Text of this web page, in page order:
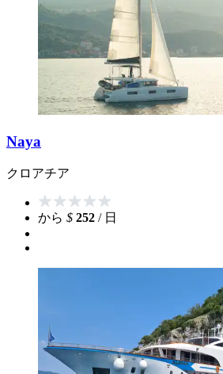
Naya
クロアチア
から $ 252 / 日